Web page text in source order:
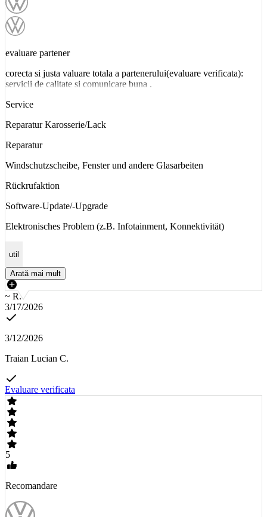
evaluare partener
corecta si justa valuare totala a partenerului(evaluare verificata):
servicii de calitate si comunicare buna .
Service
Reparatur Karosserie/Lack
Reparatur
Windschutzscheibe, Fenster und andere Glasarbeiten
Rückrufaktion
Software-Update/-Upgrade
Elektronisches Problem (z.B. Infotainment, Konnektivität)
util
Arată mai mult
~ R.
3/17/2026
3/12/2026
Traian Lucian C.
Evaluare verificata
5
Recomandare